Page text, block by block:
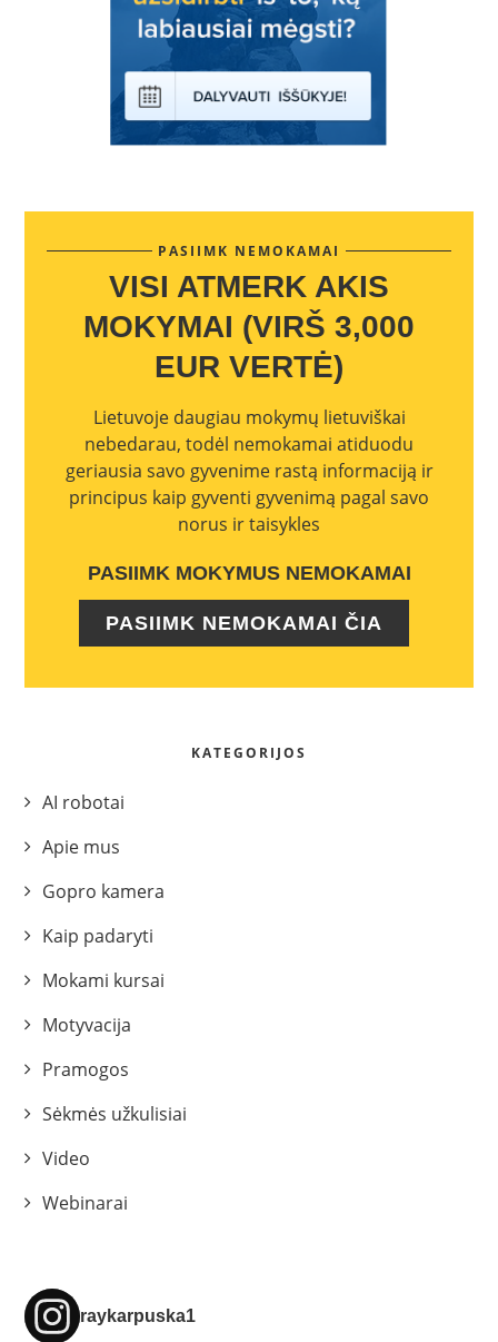
PASIIMK NEMOKAMAI
VISI ATMERK AKIS
MOKYMAI (VIRŠ 3,000
EUR VERTĖ)
Lietuvoje daugiau mokymų lietuviškai
nebedarau, todėl nemokamai atiduodu
geriausia savo gyvenime rastą informaciją ir
principus kaip gyventi gyvenimą pagal savo
norus ir taisykles
PASIIMK MOKYMUS NEMOKAMAI
PASIIMK NEMOKAMAI ČIA
KATEGORIJOS
AI robotai
Apie mus
Gopro kamera
Kaip padaryti
Mokami kursai
Motyvacija
Pramogos
Sėkmės užkulisiai
Video
Webinarai
raykarpuska1